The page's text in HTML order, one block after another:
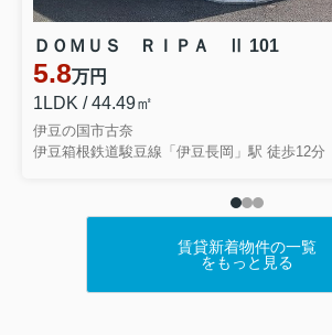
《 年末年始お休みのお知らせ 》
冬期休暇のお知ら
この1年間も株式会社なないろ
ご愛顧いただきまして誠にありがとうご
2025年12月28日
年1月3日
ＤＯＭＵＳ ＲＩＰＡ Ⅱ 101
5.8万円
1LDK / 44.49㎡
伊豆の国市古奈
伊豆箱根鉄道駿豆線「伊豆長岡」駅 徒歩12分
賃貸新着物件の一覧
をもっと見る